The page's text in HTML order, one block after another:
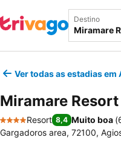
Destino
Ver todas as estadias em
Miramare Resort
4 Estrelas
Resort 8,4 Muito boa (
Gargadoros area, 72100,